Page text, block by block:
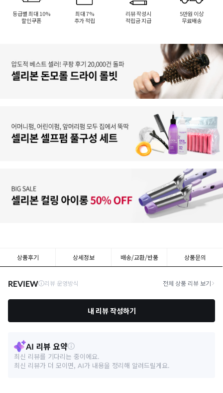
등급별 최대 10%
할인쿠폰
최대 7%
추가 적립
리뷰 작성시
적립금 지급
5만원 이상
무료배송
상품후기 상세정보 배송/교환/반품 상품문의